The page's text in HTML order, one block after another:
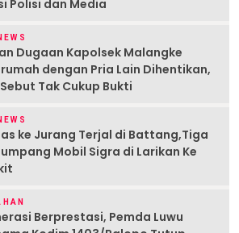
Polisi dan Media
Dugaan Kapolsek Malangke
dengan Pria Lain Dihentikan,
Tak Cukup Bukti
ke Jurang Terjal di Battang,Tiga
Mobil Sigra di Larikan Ke
Berprestasi, Pemda Luwu